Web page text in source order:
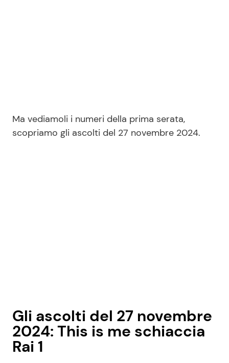
Ma vediamoli i numeri della prima serata,
scopriamo gli ascolti del 27 novembre 2024.
Gli ascolti del 27 novembre
2024: This is me schiaccia
Rai 1